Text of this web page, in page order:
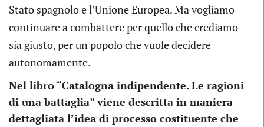
Stato spagnolo e l’Unione Europea. Ma vogliamo
continuare a combattere per quello che crediamo
sia giusto, per un popolo che vuole decidere
autonomamente.
Nel libro “Catalogna indipendente. Le ragioni
di una battaglia” viene descritta in maniera
dettagliata l’idea di processo costituente che